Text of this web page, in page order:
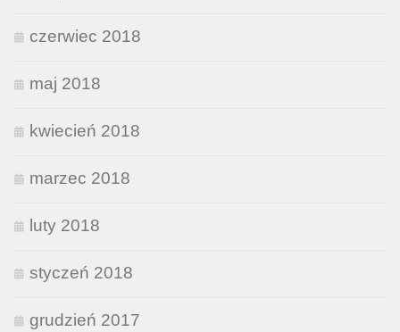
czerwiec 2018
maj 2018
kwiecień 2018
marzec 2018
luty 2018
styczeń 2018
grudzień 2017